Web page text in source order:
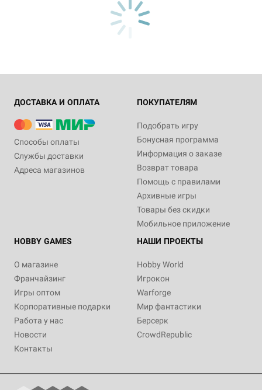
ДОСТАВКА И ОПЛАТА
Способы оплаты
Службы доставки
Адреса магазинов
ПОКУПАТЕЛЯМ
Подобрать игру
Бонусная программа
Информация о заказе
Возврат товара
Помощь с правилами
Архивные игры
Товары без скидки
Мобильное приложение
HOBBY GAMES
О магазине
Франчайзинг
Игры оптом
Корпоративные подарки
Работа у нас
Новости
Контакты
НАШИ ПРОЕКТЫ
Hobby World
Игрокон
Warforge
Мир фантастики
Берсерк
CrowdRepublic